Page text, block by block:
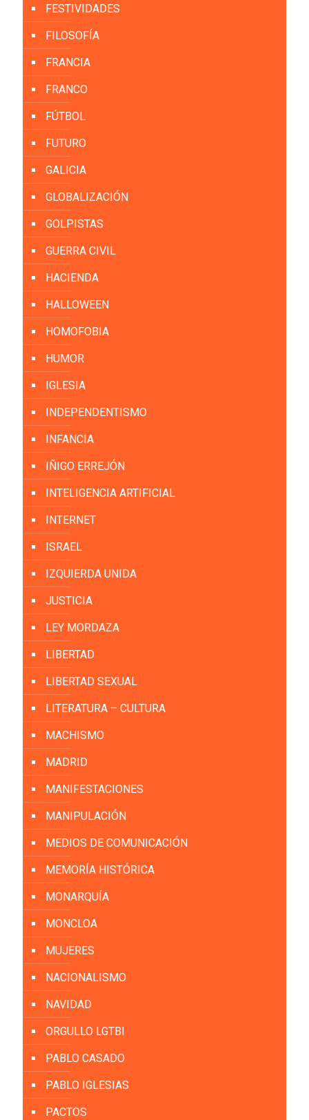
FESTIVIDADES
FILOSOFÍA
FRANCIA
FRANCO
FÚTBOL
FUTURO
GALICIA
GLOBALIZACIÓN
GOLPISTAS
GUERRA CIVIL
HACIENDA
HALLOWEEN
HOMOFOBIA
HUMOR
IGLESIA
INDEPENDENTISMO
INFANCIA
IÑIGO ERREJÓN
INTELIGENCIA ARTIFICIAL
INTERNET
ISRAEL
IZQUIERDA UNIDA
JUSTICIA
LEY MORDAZA
LIBERTAD
LIBERTAD SEXUAL
LITERATURA – CULTURA
MACHISMO
MADRID
MANIFESTACIONES
MANIPULACIÓN
MEDIOS DE COMUNICACIÓN
MEMORÍA HISTÓRICA
MONARQUÍA
MONCLOA
MUJERES
NACIONALISMO
NAVIDAD
ORGULLO LGTBI
PABLO CASADO
PABLO IGLESIAS
PACTOS